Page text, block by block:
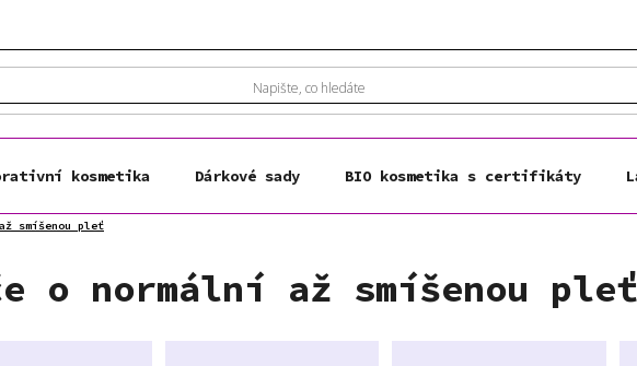
kosmetika Dárkové sady BIO kosmetika s certifikáty
smíšenou pleť
o normální až smíšenou pleť